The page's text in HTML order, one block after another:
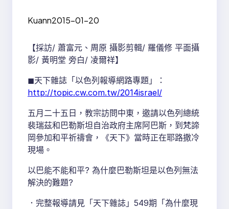
Kuann2015-01-20
【採訪/ 蕭富元、周原 攝影剪輯/ 羅儀修 平面攝
影/ 黃明堂 旁白/ 凌爾祥】
◼︎天下雜誌「以色列報導網路專題」：
http://topic.cw.com.tw/2014israel/
五月二十五日，教宗訪問中東，邀請以色列總統
裴瑞茲和巴勒斯坦自治政府主席阿巴斯，到梵諦
岡參加和平祈禱會，《天下》當時正在耶路撒冷
現場。
以巴能不能和平? 為什麼巴勒斯坦是以色列無法
解決的難題?
．完整報導請見「天下雜誌」549期「為什麼現